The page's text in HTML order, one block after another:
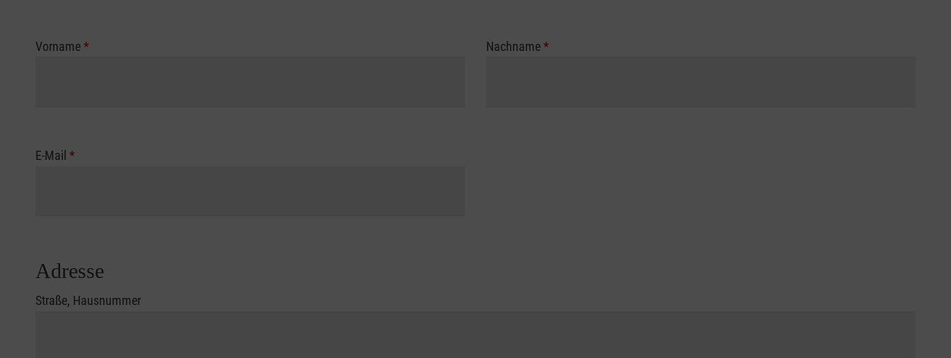
Vorname* Nachname*
E-Mail *
Adresse
Straße, Hausnummer